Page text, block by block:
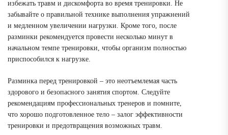
избежать травм и дискомфорта во время тренировки. Не
забывайте о правильной технике выполнения упражнений
и медленном увеличении нагрузки. Кроме того, после
разминки рекомендуется провести несколько минут в
начальном темпе тренировки, чтобы организм полностью
приспособился к нагрузке.
Разминка перед тренировкой – это неотъемлемая часть
здорового и безопасного занятия спортом. Следуйте
рекомендациям профессиональных тренеров и помните,
что хорошо подготовленное тело – залог эффективности
тренировки и предотвращения возможных травм.